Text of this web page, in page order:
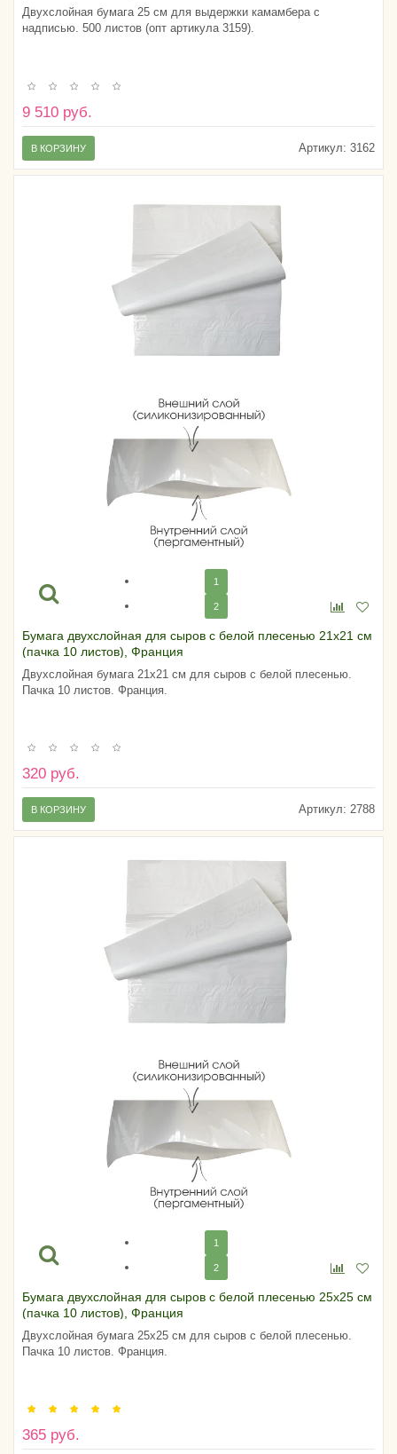
Двухслойная бумага 25 см для выдержки камамбера с
надписью. 500 листов (опт артикула 3159).
9 510 руб.
Артикул: 3162
В КОРЗИНУ
1
2
Бумага двухслойная для сыров с белой плесенью 21х21 см
(пачка 10 листов), Франция
Двухслойная бумага 21х21 см для сыров с белой плесенью.
Пачка 10 листов. Франция.
320 руб.
Артикул: 2788
В КОРЗИНУ
1
2
Бумага двухслойная для сыров с белой плесенью 25х25 см
(пачка 10 листов), Франция
Двухслойная бумага 25х25 см для сыров с белой плесенью.
Пачка 10 листов. Франция.
365 руб.